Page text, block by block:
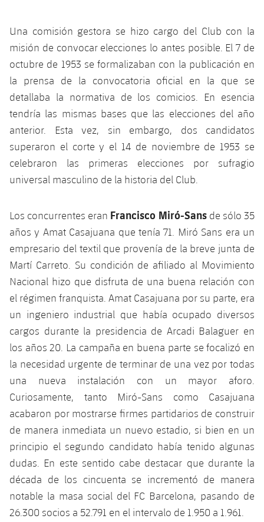
Una comisión gestora se hizo cargo del Club con la
misión de convocar elecciones lo antes posible. El 7 de
octubre de 1953 se formalizaban con la publicación en
la prensa de la convocatoria oficial en la que se
detallaba la normativa de los comicios. En esencia
tendría las mismas bases que las elecciones del año
anterior. Esta vez, sin embargo, dos candidatos
superaron el corte y el 14 de noviembre de 1953 se
celebraron las primeras elecciones por sufragio
universal masculino de la historia del Club.
Los concurrentes eran Francisco Miró-Sansde sólo 35
años y Amat Casajuana que tenía 71. Miró Sans era un
empresario del textil que provenía de la breve junta de
Martí Carreto. Su condición de afiliado al Movimiento
Nacional hizo que disfruta de una buena relación con
el régimen franquista. Amat Casajuana por su parte, era
un ingeniero industrial que había ocupado diversos
cargos durante la presidencia de Arcadi Balaguer en
los años 20. La campaña en buena parte se focalizó en
la necesidad urgente de terminar de una vez por todas
una nueva instalación con un mayor aforo.
Curiosamente, tanto Miró-Sans como Casajuana
acabaron por mostrarse firmes partidarios de construir
de manera inmediata un nuevo estadio, si bien en un
principio el segundo candidato había tenido algunas
dudas. En este sentido cabe destacar que durante la
década de los cincuenta se incrementó de manera
notable la masa social del FC Barcelona, ​​pasando de
26.300 socios a 52.791 en el intervalo de 1.950 a 1.961.